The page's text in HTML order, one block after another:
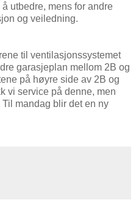
utbedre, mens for andre
og veiledning.
til ventilasjonssystemet
garasjeplan mellom 2B og
på høyre side av 2B og
vi service på denne, men
mandag blir det en ny